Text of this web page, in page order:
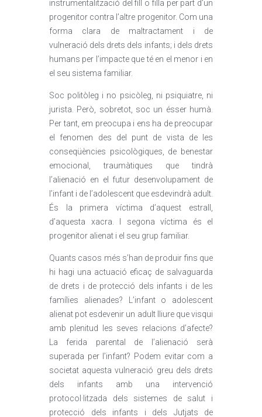
instrumentalització del fill o filla per part d’un
progenitor contra l’altre progenitor. Com una
forma clara de maltractament i de
vulneració dels drets dels infants; i dels drets
humans per l’impacte que té en el menor i en
el seu sistema familiar.
Soc politòleg i no psicòleg, ni psiquiatre, ni
jurista. Però, sobretot, soc un ésser humà.
Per tant, em preocupa i ens ha de preocupar
el fenomen des del punt de vista de les
conseqüències psicològiques, de benestar
emocional, traumàtiques que tindrà
l’alienació en el futur desenvolupament de
l’infant i de l’adolescent que esdevindrà adult.
És la primera víctima d’aquest estrall,
d’aquesta xacra. I segona víctima és el
progenitor alienat i el seu grup familiar.
Quants casos més s’han de produir fins que
hi hagi una actuació eficaç de salvaguarda
de drets i de protecció dels infants i de les
famílies alienades? L’infant o adolescent
alienat pot esdevenir un adult lliure que visqui
amb plenitud les seves relacions d’afecte?
La ferida parental de l’alienació serà
superada per l’infant? Podem evitar com a
societat aquesta vulneració greu dels drets
dels infants amb una intervenció
protocol·litzada dels sistemes de salut i
protecció dels infants i dels Jutjats de